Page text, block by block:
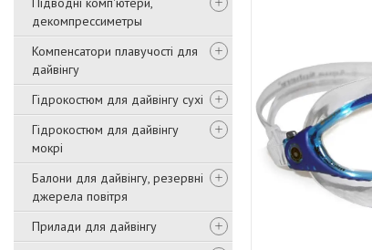
декомпрессиметры
Компенсатори плавучості для
дайвінгу
Гідрокостюм для дайвінгу сухі
Гідрокостюм для дайвінгу
мокрі
Балони для дайвінгу, резервні
джерела повітря
Прилади для дайвінгу